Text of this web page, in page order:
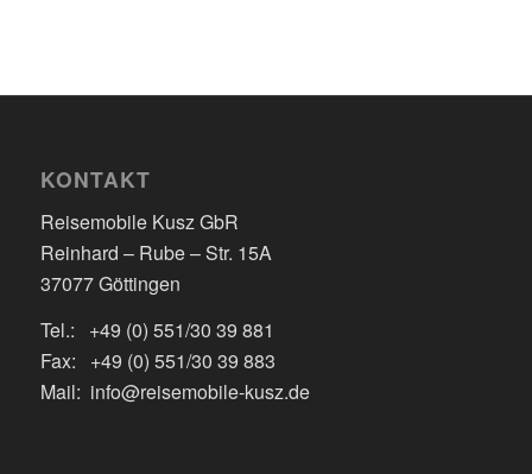
KONTAKT
Reisemobile Kusz GbR
Reinhard – Rube – Str. 15A
37077 Göttingen
Tel.: +49 (0) 551/30 39 881
Fax: +49 (0) 551/30 39 883
Mail: info@reisemobile-kusz.de